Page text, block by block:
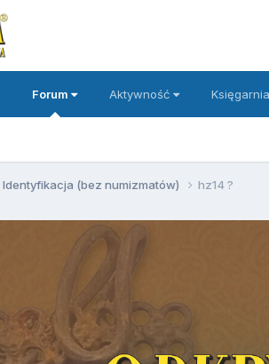
Forum Aktywność
Identyfikacja (bez numizmatów) hz14 ?